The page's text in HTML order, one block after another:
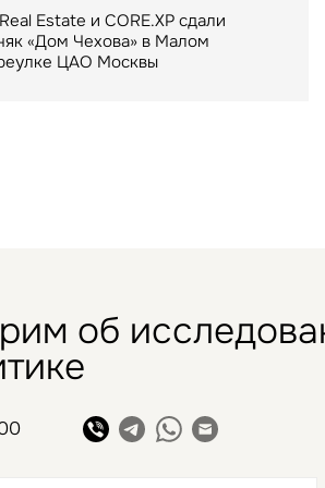
Estate и CORE.XP сдали
«Дом Чехова» в Малом
ЦАО Москвы
Estate выступила
сделки по аренде в Шымкенте
ТРЦ
об